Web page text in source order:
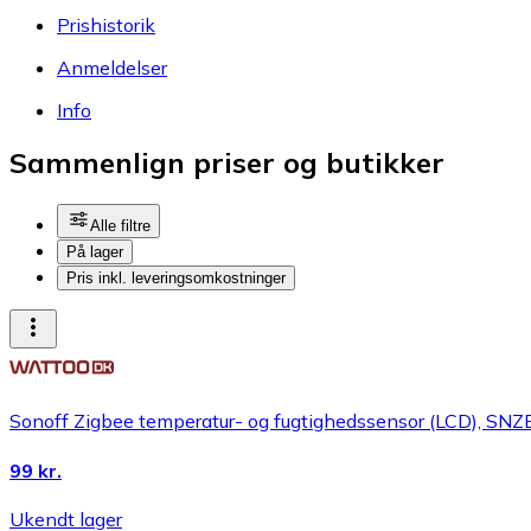
Prishistorik
Anmeldelser
Info
Sammenlign priser og butikker
Alle filtre
På lager
Pris inkl. leveringsomkostninger
Sonoff Zigbee temperatur- og fugtighedssensor (LCD),
99 kr.
Ukendt lager